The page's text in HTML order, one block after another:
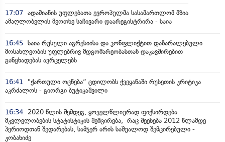
17:07 ადამიანის უფლებათა ევროპულმა სასამართლომ მზია
ამაღლობელის მეოთხე საჩივარი დაარეგისტრირა - საია
16:45 საია რუსული აგრესიისა და კონფლიქტით დაზარალებული
მოსახლეობის უფლებრივ მდგომარეობასთან დაკავშირებით
განცხადებას ავრცელებს
16:41
"ქართული ოცნება“ ცდილობს ქვეყანაში რუსეთის კრიტიკა
აკრძალოს - გიორგი ბუტიკაშვილი
16:34
2020 წლის შემდეგ, ყოველწლიურად ფიქსირდება
მკვლელობების სტატისტიკის შემცირება, რაც შეეხება 2012 წლამდე
პერიოდთან შედარებას, სამჯერ არის საშუალოდ შემცირებული -
კობახიძე